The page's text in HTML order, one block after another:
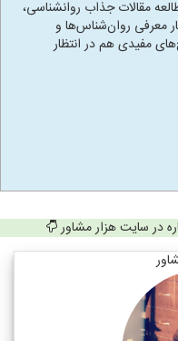
مقالات جذاب روانشناسی،
معرفی روان‌شناس‌ها و
مفیدی هم در انتظار
در سایت هزار مشاور